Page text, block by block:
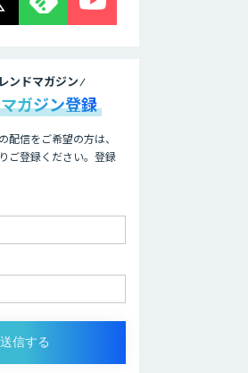
法人向けAIドライ
ブレコーダー「ナ
ウト」
のAI受託開発
デジフロー
ンドマガジン
ガジン登録
配信をご希望の方は、
ご登録ください。登録